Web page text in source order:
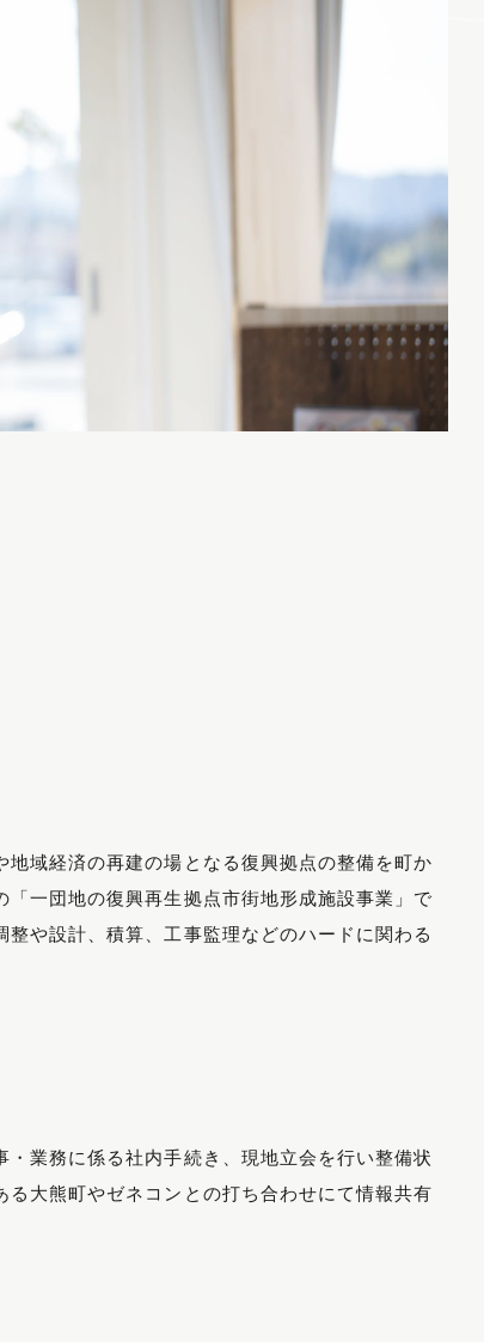
域経済の再建の場となる復興拠点の整備を町か
一団地の復興再生拠点市街地形成施設事業」で
や設計、積算、工事監理などのハードに関わる
業務に係る社内手続き、現地立会を行い整備状
大熊町やゼネコンとの打ち合わせにて情報共有